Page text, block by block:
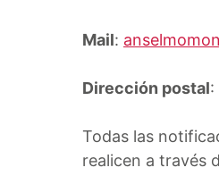
Mail:
Dirección postal:
Todas las
realicen a través